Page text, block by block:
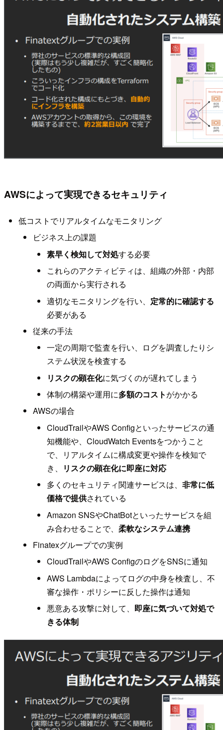
AWSによって実現できるセキュリティ
低コストでリアルタイムなモニタリング
ビジネス上の課題
素早く検知して対処する必要
これらのアクティビティは、組織の外部・内部
の両面から実行される
適切なモニタリングを行い、 定常的に確認する
必要がある
従来の手法
一定の周期で監査を行い、ログを調査したりシ
ステム状況を検査する
リスクの顕在化に気づくのが遅れてしまう
体制の構築や運用に多額のコストがかかる
AWSの場合
CloudTrailやAWS Configといったサービスの通
知機能や、CloudWatch Eventsをつかうこと
で、リアルタイムに構成変更や操作を検知で
き、
リスクの顕在化に即座に対応
多くのセキュリティ関連サービスは、非常に低
価格で提供されている
Amazon SNSやChatBotといったサービスを組
み合わせることで、柔軟なシステム連携
Finatexグループでの実例
CloudTrailやAWS ConfigのログをSNSに通知
AWS Lambdaによってログの中身を検査し、不
審な操作・ポリシーに反した操作は通知
悪意ある攻撃に対して、 即座に気づいて対処で
きる体制